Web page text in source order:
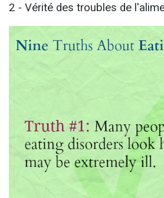
2 - Vérité des troubles de